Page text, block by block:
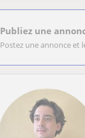
Publiez une
Postez une annonce et